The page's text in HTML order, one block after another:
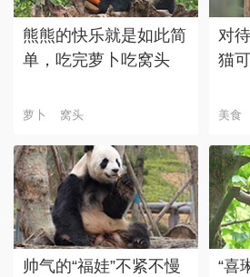
熊熊的快乐就是如此简
单，吃完萝卜吃窝头
萝卜 窝头
对
猫
美食
帅气的“福娃”不紧不慢
“喜